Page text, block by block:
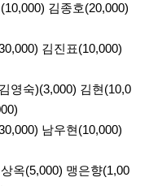
김종호(20,000)
김진표(10,000)
영숙)(3,000) 김현(10,0
남우현(10,000)
옥(5,000) 맹은향(1,00